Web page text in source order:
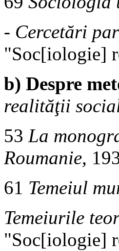
- Cercetări
"Soc[iologie]
b) Despre
realităţii
53 La
Roumanie,
61 Temeiul
Temeiurile
"Soc[iologie]